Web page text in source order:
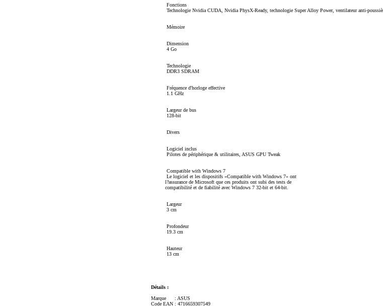
Fonctions
Technologie Nvidia CUDA, Nvidia PhysX-Ready, technologie Super Alloy Power, ventilateur anti-
Mémoire
Dimension
4 Go
Technologie
DDR3 SDRAM
Fréquence d'horloge effective
1.1 GHz
Largeur de bus
128-bit
Divers
Logiciel inclus
Pilotes de périphérique & utilitaires, ASUS GPU Tweak
Compatible with Windows 7
Le logiciel et les dispositifs «Compatible with Windows 7» ont
l?assurance de Microsoft que ces produits ont subi des tests de
compatibilité et de fiabilité avec Windows 7 32-bit et 64-bit.
Largeur
3 cm
Profondeur
19.3 cm
Hauteur
13 cm
Détails :
Marque
: ASUS
Code EAN : 4716659307549